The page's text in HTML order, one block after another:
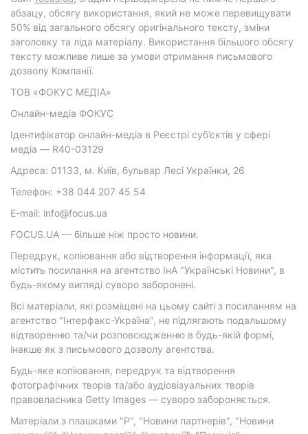
абзацу, обсягу використання, який не може перевищувати
50% від загального обсягу оригінального тексту, зміни
заголовку та ліда матеріалу. Використання більшого обсягу
тексту можливе лише за умови отримання письмового
дозволу Компанії.
ТОВ «ФОКУС МЕДІА»
Онлайн-медіа ФОКУС
Ідентифікатор онлайн-медіа в Реєстрі суб’єктів у сфері
медіа — R40-03129
Адреса: 01133, м. Київ, бульвар Лесі Українки, 26
Телефон: +38 044 207 45 54
E-mail: info@focus.ua
FOCUS.UA — більше ніж просто новини.
Передрук, копіювання або відтворення інформації, яка
містить посилання на агентство ІнА "Українські Новини", в
будь-якому вигляді суворо заборонені.
Всі матеріали, які розміщені на цьому сайті з посиланням на
агентство "Інтерфакс-Україна", не підлягають подальшому
відтворенню та/чи розповсюдженню в будь-якій формі,
інакше як з письмового дозволу агентства.
Будь-яке копіювання, передрук та відтворення
фотографічних творів та/або аудіовізуальних творів
правовласника Getty Images — суворо забороняється.
Матеріали з плашками "Р", "Новини партнерів", "Новини